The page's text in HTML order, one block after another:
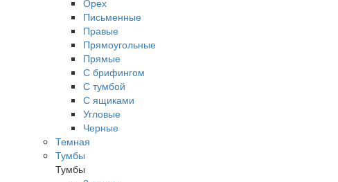
Орех
Письменные
Правые
Прямоугольные
Прямые
С брифингом
С тумбой
С ящиками
Угловые
Черные
Темная
Тумбы
Тумбы